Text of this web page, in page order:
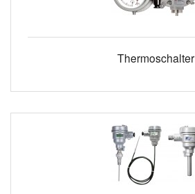
Thermoschalter